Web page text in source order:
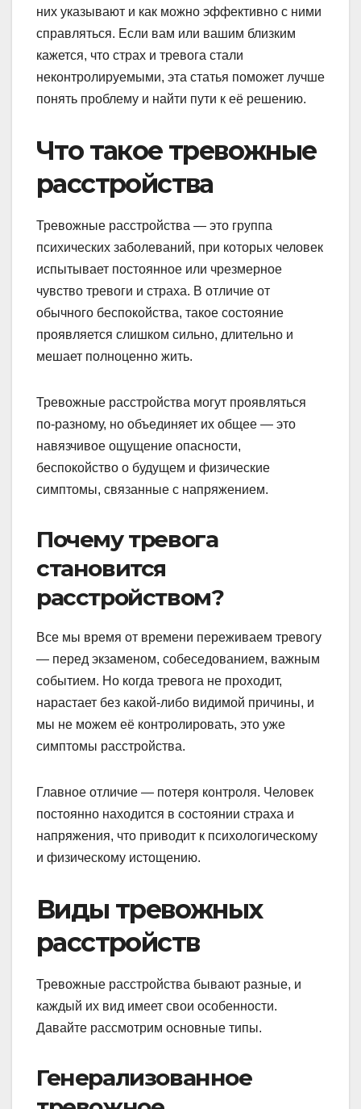
них указывают и как можно эффективно с ними
справляться. Если вам или вашим близким
кажется, что страх и тревога стали
неконтролируемыми, эта статья поможет лучше
понять проблему и найти пути к её решению.
Что такое тревожные
расстройства
Тревожные расстройства — это группа
психических заболеваний, при которых человек
испытывает постоянное или чрезмерное
чувство тревоги и страха. В отличие от
обычного беспокойства, такое состояние
проявляется слишком сильно, длительно и
мешает полноценно жить.
Тревожные расстройства могут проявляться
по-разному, но объединяет их общее — это
навязчивое ощущение опасности,
беспокойство о будущем и физические
симптомы, связанные с напряжением.
Почему тревога
становится
расстройством?
Все мы время от времени переживаем тревогу
— перед экзаменом, собеседованием, важным
событием. Но когда тревога не проходит,
нарастает без какой-либо видимой причины, и
мы не можем её контролировать, это уже
симптомы расстройства.
Главное отличие — потеря контроля. Человек
постоянно находится в состоянии страха и
напряжения, что приводит к психологическому
и физическому истощению.
Виды тревожных
расстройств
Тревожные расстройства бывают разные, и
каждый их вид имеет свои особенности.
Давайте рассмотрим основные типы.
Генерализованное